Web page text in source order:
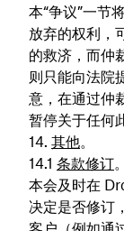
本“争议”一节
放弃的权利，
的救济，而仲
则只能向法院
意，在通过仲
暂停关于任何
其他。
条款修订
本会及时在
决定是否修订